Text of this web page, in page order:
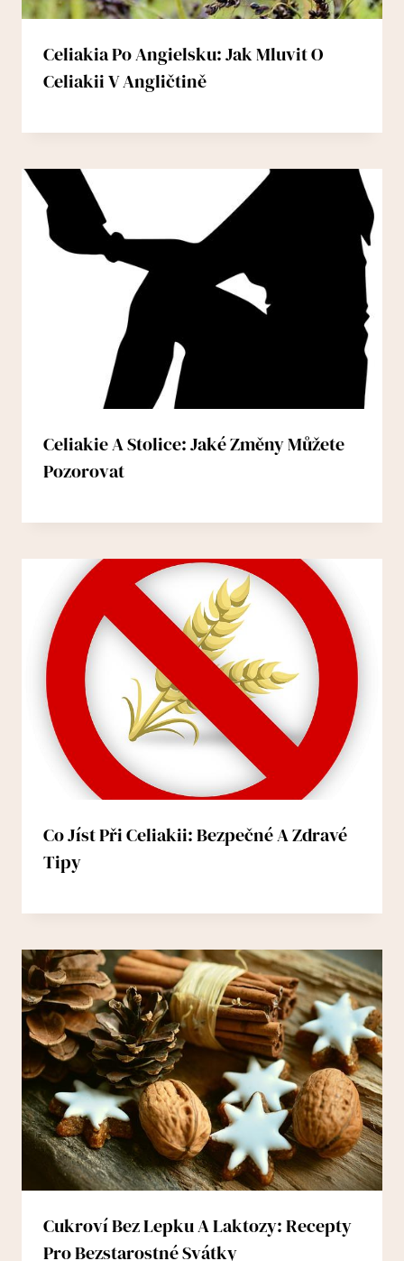
Celiakia Po Angielsku: Jak Mluvit O
Celiakii V Angličtině
Celiakie A Stolice: Jaké Změny Můžete
Pozorovat
Co Jíst Při Celiakii: Bezpečné A Zdravé
Tipy
Cukroví Bez Lepku A Laktozy: Recepty
Pro Bezstarostné Svátky